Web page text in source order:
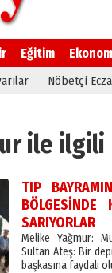
Eğitim
Nöbetçi
ile
TIP
BÖLGESİNDE
SARIYORLAR
Melike Yağmur:
Sultan Ateş: Bir
başkasına faydalı